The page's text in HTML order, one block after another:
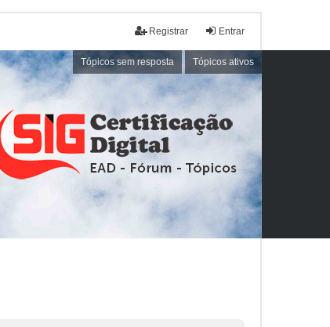
Entrar
Registrar
Tópicos sem resposta Tópicos ativos